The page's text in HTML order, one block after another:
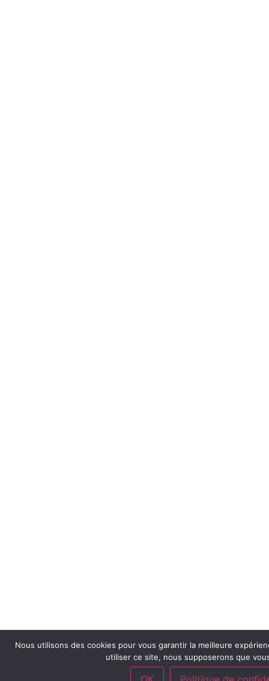
Nous utilisons des cookies pour vous garantir la meilleure
utiliser ce site, nous supposerons que